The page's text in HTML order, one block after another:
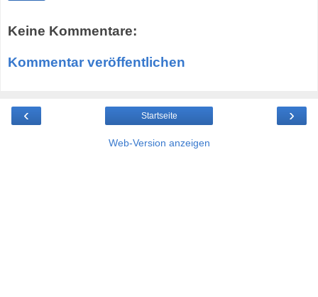
Keine Kommentare:
Kommentar veröffentlichen
‹ ›
Startseite
Web-Version anzeigen